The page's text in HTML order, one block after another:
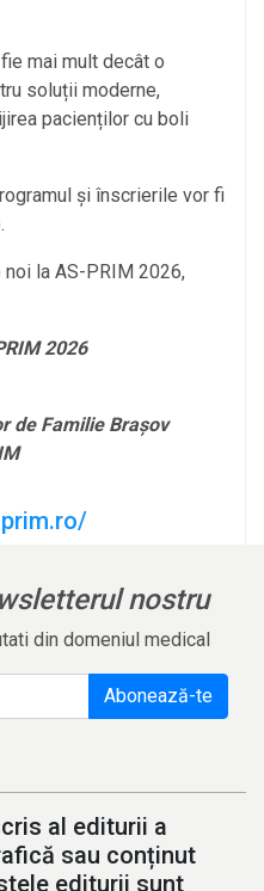
mai mult decât o
soluții moderne,
pacienților cu boli
și înscrierile vor fi
.
la AS-PRIM 2026,
2026
de Familie Brașov
nostru
din domeniul medical
Abonează-te
al editurii a
sau conținut
editurii sunt